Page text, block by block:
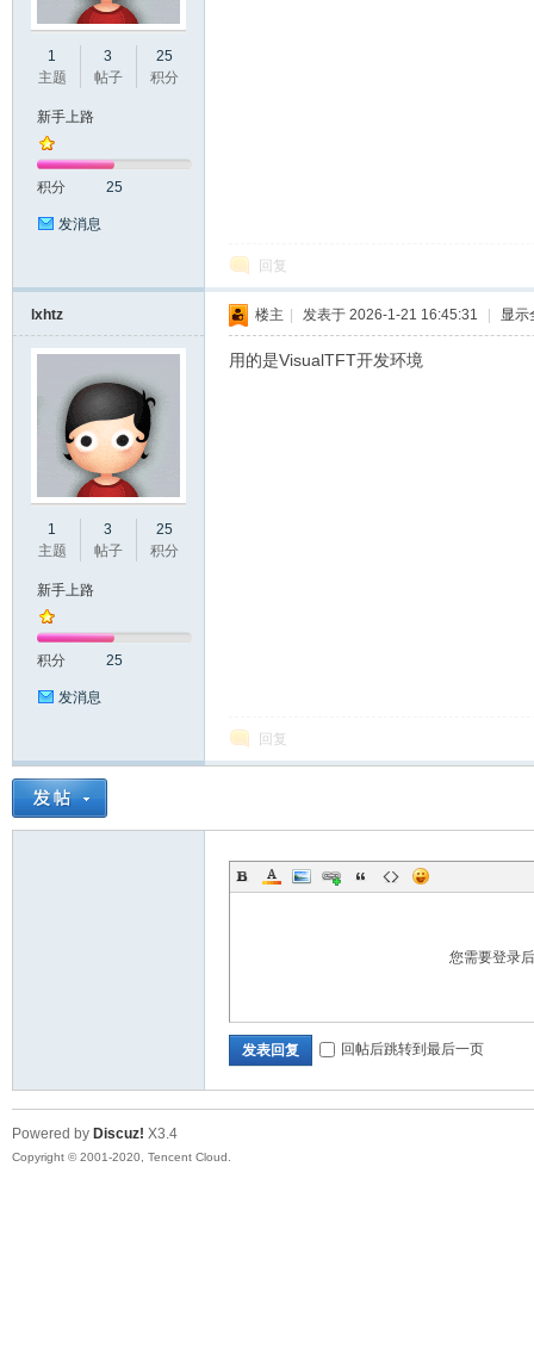
坛
1
主题
3
帖子
25
积分
新手上路
积分 25
发消息
回复
lxhtz
1
主题
3
帖子
25
积分
新手上路
积分 25
发消息
楼主 发表于 2026-1-21 16:45:31 显示
用的是VisualTFT开发环境
回复
您需要登录
发表回复 回帖后跳转到最后一页
Powered by Discuz! X3.4
Copyright © 2001-2020, Tencent Cloud.